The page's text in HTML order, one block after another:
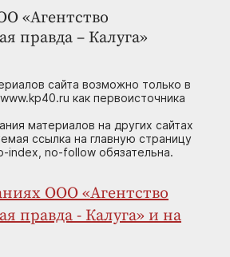
«Агентство
правда – Калуга»
сайта возможно только в
как первоисточника
материалов на других сайтах
ссылка на главную страницу
index, no-follow обязательна.
ООО «Агентство
правда - Калуга» и на